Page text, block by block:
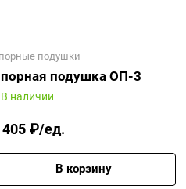
подушки
подушка ОП-3
В наличии
405 ₽/ед.
В корзину